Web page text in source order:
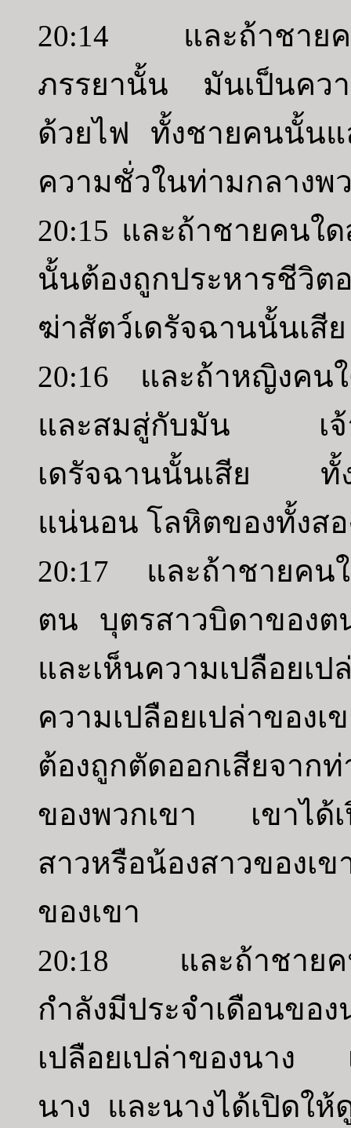
20:14 และถ้าชายคน
ภรรยานั้น มันเป็นควา
ด้วยไฟ ทั้งชายคนนั้นแ
ความชั่วในท่ามกลางพ
20:15 และถ้าชายคนใ
นั้นต้องถูกประหารชีวิต
ฆ่าสัตว์เดรัจฉานนั้นเสีย
20:16 และถ้าหญิงคน
และสมสู่กับมัน เจ้า
เดรัจฉานนั้นเสีย ทั้ง
แน่นอน โลหิตของทั้งส
20:17 และถ้าชายคนใ
ตน บุตรสาวบิดาของต
และเห็นความเปลือย
ความเปลือยเปล่าของ
ต้องถูกตัดออกเสียจาก
ของพวกเขา เขาได้เ
สาวหรือน้องสาวของ
ของเขา
20:18 และถ้าชายค
กำลังมีประจำเดือนข
เปลือยเปล่าของนาง
นาง และนางได้เปิดใ